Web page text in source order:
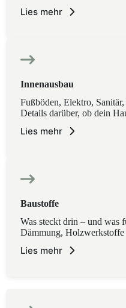
Lies mehr
Innenausbau
Fußböden, Elektro,
Details darüber, ob dein
Lies mehr
Baustoffe
Was steckt drin – und was
Dämmung,
Lies mehr